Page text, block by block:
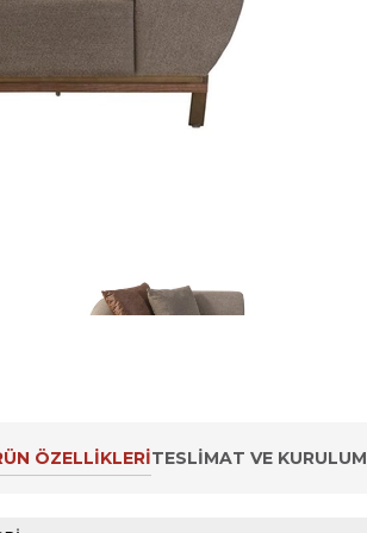
ÖZELLIKLERITESLIMAT VE KURULUM